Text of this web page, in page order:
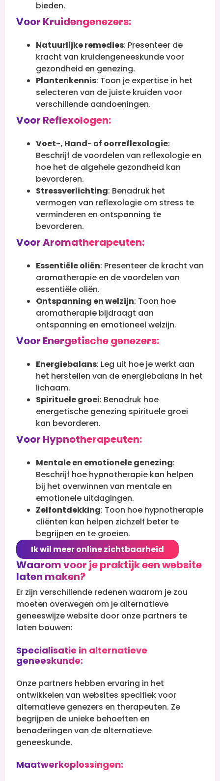
bieden.
Voor Kruidengenezers:
Natuurlijke remedies: Presenteer de
kracht van kruidengeneeskunde voor
gezondheid en genezing.
Plantenkennis: Toon je expertise in het
selecteren van de juiste kruiden voor
verschillende aandoeningen.
Voor Reflexologen:
Voet-, Hand- of oorreflexologie:
Beschrijf de voordelen van reflexologie en
hoe het de algehele gezondheid kan
bevorderen.
Stressverlichting: Benadruk het
vermogen van reflexologie om stress te
verminderen en ontspanning te
bevorderen.
Voor Aromatherapeuten:
Essentiële oliën: Presenteer de kracht van
aromatherapie en de voordelen van
essentiële oliën.
Ontspanning en welzijn: Toon hoe
aromatherapie bijdraagt aan
ontspanning en emotioneel welzijn.
Voor Energetische genezers:
Energiebalans: Leg uit hoe je werkt aan
het herstellen van de energiebalans in het
lichaam.
Spirituele groei: Benadruk hoe
energetische genezing spirituele groei
kan bevorderen.
Voor Hypnotherapeuten:
Mentale en emotionele genezing:
Beschrijf hoe hypnotherapie kan helpen
bij het overwinnen van mentale en
emotionele uitdagingen.
Zelfontdekking: Toon hoe hypnotherapie
cliënten kan helpen zichzelf beter te
begrijpen en te groeien.
Ik wil meer online zichtbaarheid
Waarom voor je praktijk een website
laten maken?
Er zijn verschillende redenen waarom je zou
moeten overwegen om je alternatieve
geneeswijze website door onze partners te
laten bouwen:
Specialisatie in alternatieve
geneeskunde:
Onze partners hebben ervaring in het
ontwikkelen van websites specifiek voor
alternatieve genezers en therapeuten. Ze
begrijpen de unieke behoeften en
benaderingen van de alternatieve
geneeskunde.
Maatwerkoplossingen: